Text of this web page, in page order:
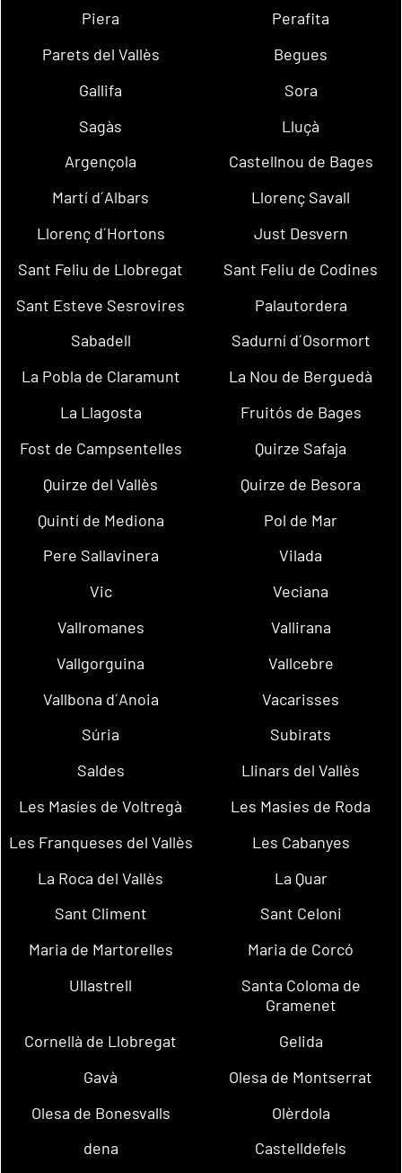
Piera
Perafita
Parets del Vallès
Begues
Gallifa
Sora
Sagàs
Lluçà
Argençola
Castellnou de Bages
Martí d´Albars
Llorenç Savall
Llorenç d´Hortons
Just Desvern
Sant Feliu de Llobregat
Sant Feliu de Codines
Sant Esteve Sesrovires
Palautordera
Sabadell
Sadurní d´Osormort
La Pobla de Claramunt
La Nou de Berguedà
La Llagosta
Fruitós de Bages
Fost de Campsentelles
Quirze Safaja
Quirze del Vallès
Quirze de Besora
Quintí de Mediona
Pol de Mar
Pere Sallavinera
Vilada
Vic
Veciana
Vallromanes
Vallirana
Vallgorguina
Vallcebre
Vallbona d´Anoia
Vacarisses
Súria
Subirats
Saldes
Llinars del Vallès
Les Masíes de Voltregà
Les Masies de Roda
Les Franqueses del Vallès
Les Cabanyes
La Roca del Vallès
La Quar
Sant Climent
Sant Celoni
Maria de Martorelles
Maria de Corcó
Ullastrell
Santa Coloma de
Gramenet
Cornellà de Llobregat
Gelida
Gavà
Olesa de Montserrat
Olesa de Bonesvalls
Olèrdola
dena
Castelldefels